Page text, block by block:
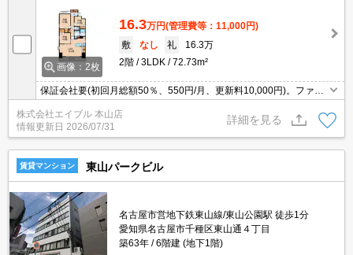
画像：2枚
16.3万円(管理費等：11,000円)
敷
なし 礼
16.3万
2階
3LDK 72.73m²
保証会社要(初回月総額50％、550円/月、更新料10,000円)。ファミ
リーさんにオススメ!。物件が大通り沿いで帰り道も安心です。お問
い合わせはお早めに。
株式会社エイブル 本山店
情報更新日 2026/07/31
詳細を見る
賃貸マンション 東山パークビル
名古屋市営地下鉄東山線/東山公園駅 徒歩1分
愛知県名古屋市千種区東山通４丁目
築63年
6階建 (地下1階)